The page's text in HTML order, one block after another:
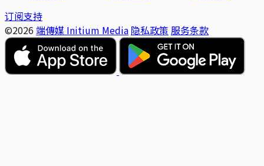
订阅支持
©2026 端傳媒 Initium Media 隐私政策 服务条款